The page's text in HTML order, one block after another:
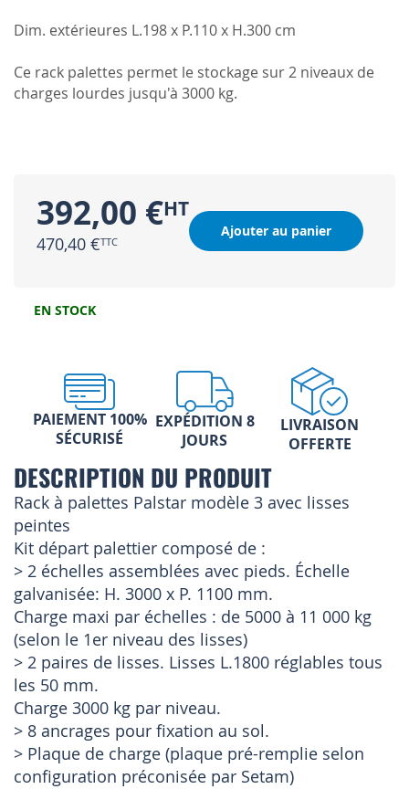
Dim. extérieures L.198 x P.110 x H.300 cm
Ce rack palettes permet le stockage sur 2 niveaux de
charges lourdes jusqu'à 3000 kg.
392,00 €
470,40 €
Ajouter au panier
EN STOCK
PAIEMENT 100%
SÉCURISÉ
EXPÉDITION 8
JOURS
LIVRAISON
OFFERTE
DESCRIPTION DU PRODUIT
Rack à palettes Palstar modèle 3 avec lisses
peintes
Kit départ palettier composé de :
> 2 échelles assemblées avec pieds. Échelle
galvanisée: H. 3000 x P. 1100 mm.
Charge maxi par échelles : de 5000 à 11 000 kg
(selon le 1er niveau des lisses)
> 2 paires de lisses. Lisses L.1800 réglables tous
les 50 mm.
Charge 3000 kg par niveau.
> 8 ancrages pour fixation au sol.
> Plaque de charge (plaque pré-remplie selon
configuration préconisée par Setam)